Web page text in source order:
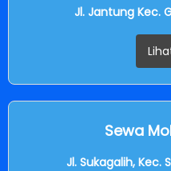
Jl. Jantung Kec.
Sewa
Jl. Sukagalih, Kec.